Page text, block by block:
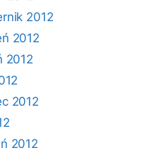
2012
2012
2012
2012
2012